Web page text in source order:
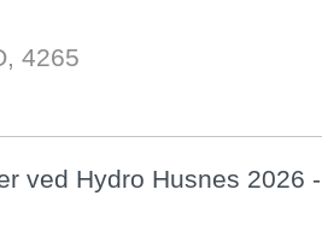
4265
ved Hydro Husnes 2026 -